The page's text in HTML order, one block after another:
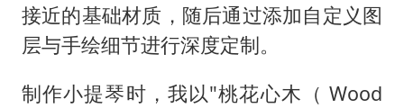
接近的基础材质，随后通过添加自定义图
层与手绘细节进行深度定制。
制作小提琴时，我以"桃花心木（ Wood